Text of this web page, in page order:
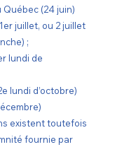
(24 juin)
juillet, ou 2 juillet
;
lundi de
lundi d’octobre)
existent toutefois
fournie par